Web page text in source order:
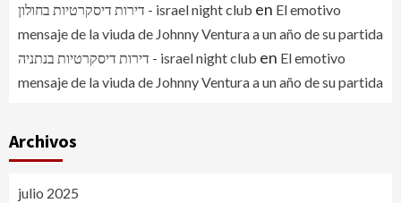
דירות דיסקרטיות בחולון - israel night club en El emotivo
mensaje de la viuda de Johnny Ventura a un año de su partida
דירות דיסקרטיות בנתניה - israel night club en El emotivo
mensaje de la viuda de Johnny Ventura a un año de su partida
Archivos
julio 2025